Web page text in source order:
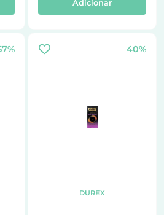
Adicionar
40%
DUREX